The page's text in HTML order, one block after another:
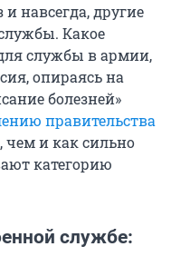
и навсегда, другие
Какое
службы в армии,
опираясь на
болезней»
правительства
чем и как сильно
категорию
службе: